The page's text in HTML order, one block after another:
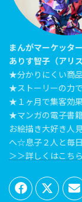
まんがマーケッター
ありす智子（アリ
★分かりにくい商
★ストーリーの力
★１ヶ月で集客効
★マンガの電子書
お絵描き大好き人
へ☆息子２人と毎
＞＞詳しくはこちら